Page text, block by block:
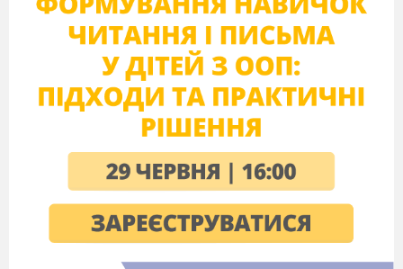
Психолог.Ось так або дуже схоже можуть
почуватися і діти в подібній ситуації. Але ж
вони зовсім беззахисні, їм дуже дискомфортно,
вони не розуміють, чому, навіщо, як це
трапилося? Не завжди знають, що потрібно
робити зі своїми почуттями. А якщо з дітьми
не розмовляють про подібні справи, їм стає ще
Завершимо вправу. Заплющіть очі.(Психолог
говорить повільно, спокійним голосом, але
дуже твердо.)